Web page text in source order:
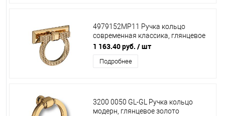
4979152MP11 Ручка кольцо
современная классика, глянцевое
золото BRASS
1 163.40 руб. / шт
Подробнее
3200 0050 GL-GL Ручка кольцо
модерн, глянцевое золото